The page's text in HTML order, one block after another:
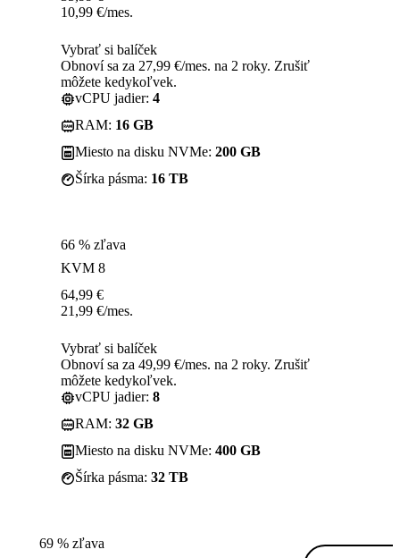
10,99 €/mes.
Vybrať si balíček
Obnoví sa za 27,99 €/mes. na 2 roky. Zrušiť
môžete kedykoľvek.
vCPU jadier: 4
RAM: 16 GB
Miesto na disku NVMe: 200 GB
Šírka pásma: 16 TB
66 % zľava
KVM 8
64,99 €
21,99 €/mes.
Vybrať si balíček
Obnoví sa za 49,99 €/mes. na 2 roky. Zrušiť
môžete kedykoľvek.
vCPU jadier: 8
RAM: 32 GB
Miesto na disku NVMe: 400 GB
Šírka pásma: 32 TB
69 % zľava